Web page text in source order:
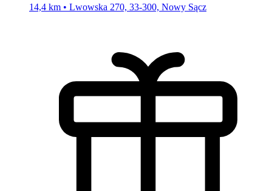
14,4 km • Lwowska 270, 33-300, Nowy Sącz